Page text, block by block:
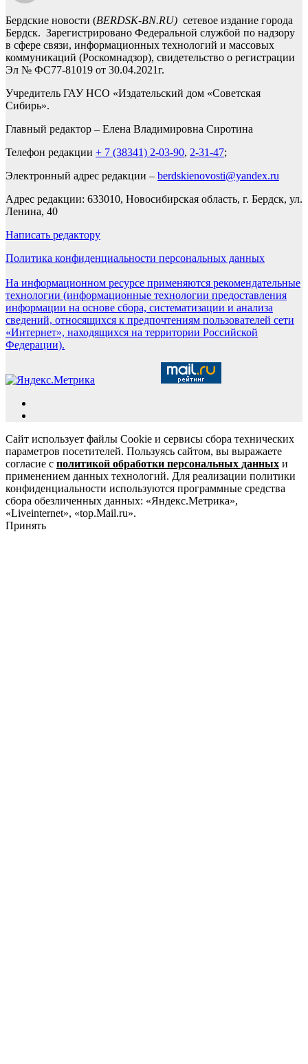
Бердские новости (BERDSK-BN.RU) сетевое издание города
Бердск. Зарегистрировано Федеральной службой по надзору
в сфере связи, информационных технологий и массовых
коммуникаций (Роскомнадзор), свидетельство о регистрации
Эл № ФС77-81019 от 30.04.2021г.
Учредитель ГАУ НСО «Издательский дом «Советская
Сибирь».
Главный редактор – Елена Владимировна Сиротина
Телефон редакции + 7 (38341) 2-03-90, 2-31-47;
Электронный адрес редакции – berdskienovosti@yandex.ru
Адрес редакции: 633010, Новосибирская область, г. Бердск, ул.
Ленина, 40
Написать редактору
Политика конфиденциальности персональных данных
На информационном ресурсе применяются рекомендательные
технологии (информационные технологии предоставления
информации на основе сбора, систематизации и анализа
сведений, относящихся к предпочтениям пользователей сети
«Интернет», находящихся на территории Российской
Федерации).
Сайт использует файлы Cookie и сервисы сбора технических
параметров посетителей. Пользуясь сайтом, вы выражаете
согласие с политикой обработки персональных данных и
применением данных технологий. Для реализации политики
конфиденциальности используются программные средства
сбора обезличенных данных: «Яндекс.Метрика»,
«Liveinternet», «top.Mail.ru».
Принять